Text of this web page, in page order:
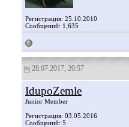
Регистрация: 25.10.2010
Сообщений: 1,635
28.07.2017, 20:57
IdupoZemle
Junior Member
Регистрация: 03.05.2016
Сообщений: 5